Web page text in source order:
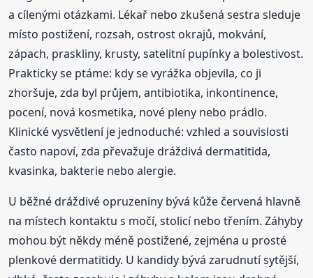
a cílenými otázkami. Lékař nebo zkušená sestra sleduje
místo postižení, rozsah, ostrost okrajů, mokvání,
zápach, praskliny, krusty, satelitní pupínky a bolestivost.
Prakticky se ptáme: kdy se vyrážka objevila, co ji
zhoršuje, zda byl průjem, antibiotika, inkontinence,
pocení, nová kosmetika, nové pleny nebo prádlo.
Klinické vysvětlení je jednoduché: vzhled a souvislosti
často napoví, zda převažuje dráždivá dermatitida,
kvasinka, bakterie nebo alergie.
U běžné dráždivé opruzeniny bývá kůže červená hlavně
na místech kontaktu s močí, stolicí nebo třením. Záhyby
mohou být někdy méně postižené, zejména u prosté
plenkové dermatitidy. U kandidy bývá zarudnutí sytější,